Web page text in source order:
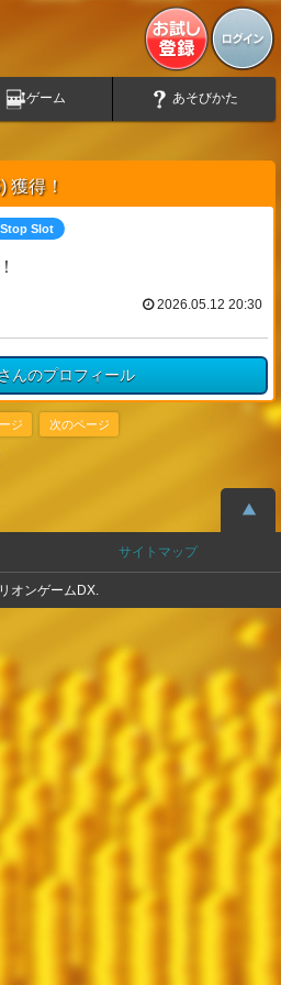
ゲーム あそびかた
獲得！
Stop Slot
2026.05.12 20:30
んのプロフィール
ジ 次のページ
サイトマップ
オンゲームDX.